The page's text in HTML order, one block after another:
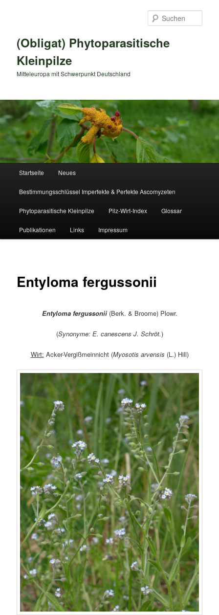
(Obligat) Phytoparasitische
Kleinpilze
Mitteleuropa mit Schwerpunkt Deutschland
Startseite Neues
Bestimmungsschlüssel Imperfekte & Perfekte Ascomyzeten
Phytoparasitische Kleinpilze Pilz-Wirt-Index Glossar
Publikationen Links Impressum
Entyloma fergussonii
Entyloma fergussonii(Berk. & Broome) Plowr.
(Synonyme: E. canescens J. Schröt.)
Wirt: Acker-Vergißmeinnicht (Myosotis arvensis (L.) Hill)